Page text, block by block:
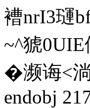
褿nrI3
~^猇
�濒诲<
endobj